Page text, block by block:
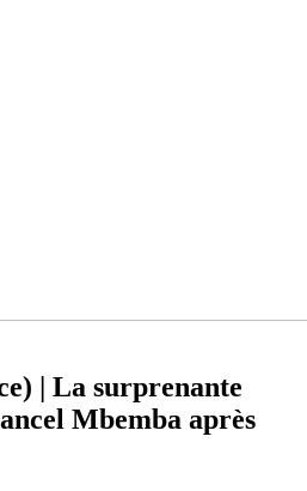
| La surprenante
Mbemba après